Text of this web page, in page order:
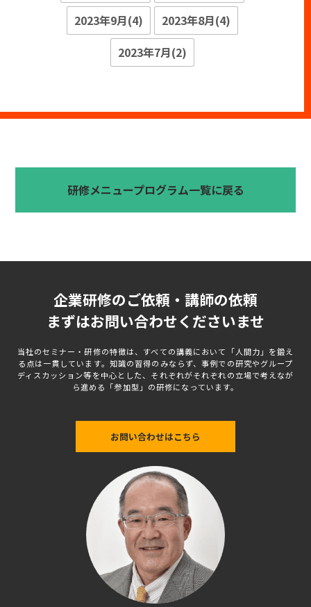
2023年9月(4)
2023年8月(4)
2023年7月(2)
研修メニュープログラム一覧に戻る
企業研修のご依頼・講師の依頼
まずはお問い合わせくださいませ
当社のセミナー・研修の特徴は、すべての講義において「人間力」を鍛え
る点は一貫しています。知識の習得のみならず、事例での研究やグループ
ディスカッション等を中心とした、それぞれがそれぞれの立場で考えなが
ら進める「参加型」の研修になっています。
お問い合わせはこちら